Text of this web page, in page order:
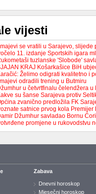
vijesti
se vratili u Sarajevo,
11. izdanje Sportskih igara
tuzlanske 'Slobode'
KRAJ Košarkašice BiH
Želimo odigrati kvalitetno i
odradili trening u Butmiru
u četvrtfinalu čelendžera u
su šanse Sarajeva protiv
zvanično predložila FK
satnice prvog kola
Džumhur savladao Bornu
promjene u rukovodstvu
Zabava
Dnevni horoskop
Mjesečni horoskop